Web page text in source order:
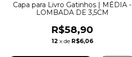
Capa para Livro Gatinhos | MÉDIA -
LOMBADA DE 3,5CM
R$58,90
12 x de R$6,06